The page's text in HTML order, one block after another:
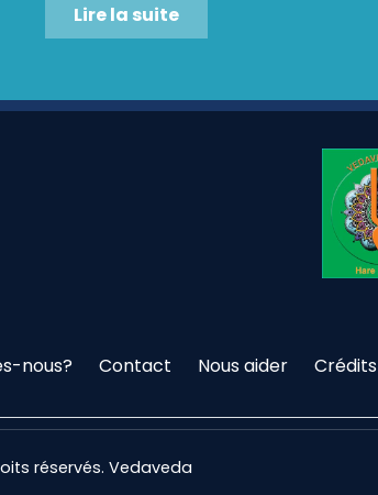
Lire la suite
nous? Contact Nous aider Crédits
réservés. Vedaveda